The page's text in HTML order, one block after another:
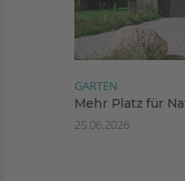
GARTEN
Mehr Platz für
25.06.2026